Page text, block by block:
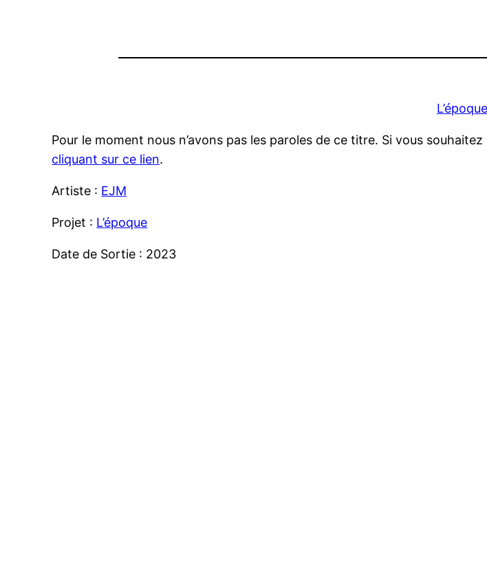
L’époque
Pour le moment nous n’avons pas les paroles de ce titre. Si vous
cliquant sur ce lien.
Artiste : EJM
Projet : L’époque
Date de Sortie : 2023